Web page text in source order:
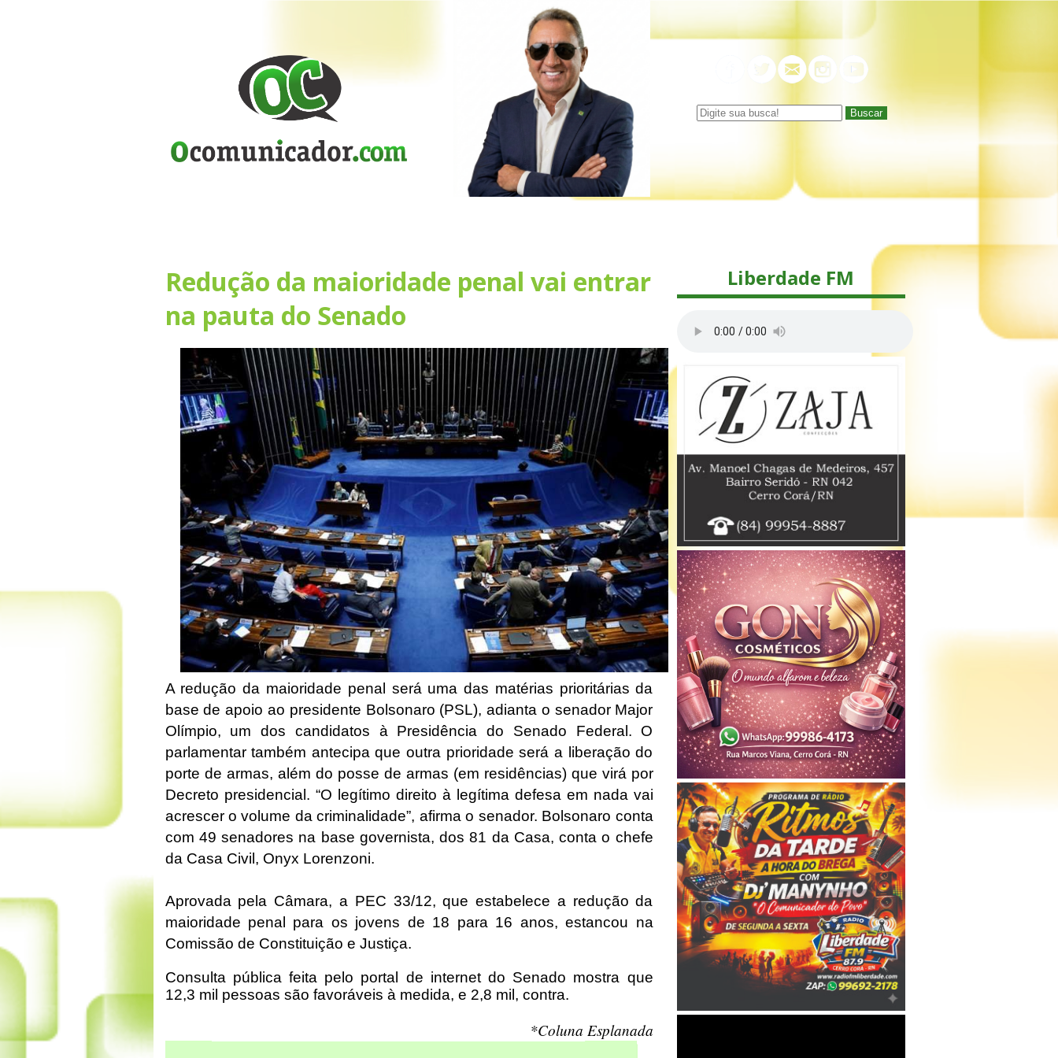
Buscar
Redução da maioridade penal vai entrar
na pauta do Senado
A redução da maioridade penal será uma das matérias prioritárias da
base de apoio ao presidente Bolsonaro (PSL), adianta o senador Major
Olímpio, um dos candidatos à Presidência do Senado Federal. O
parlamentar também antecipa que outra prioridade será a liberação do
porte de armas, além do posse de armas (em residências) que virá por
Decreto presidencial. “O legítimo direito à legítima defesa em nada vai
acrescer o volume da criminalidade”, afirma o senador. Bolsonaro conta
com 49 senadores na base governista, dos 81 da Casa, conta o chefe
da Casa Civil, Onyx Lorenzoni.
Aprovada pela Câmara, a PEC 33/12, que estabelece a redução da
maioridade penal para os jovens de 18 para 16 anos, estancou na
Comissão de Constituição e Justiça.
Consulta pública feita pelo portal de internet do Senado mostra que
12,3 mil pessoas são favoráveis à medida, e 2,8 mil, contra.
*Coluna Esplanada
Liberdade FM